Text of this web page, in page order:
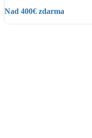
Nad 400€ zdarma